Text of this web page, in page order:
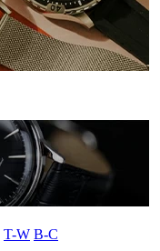
T-W В-С